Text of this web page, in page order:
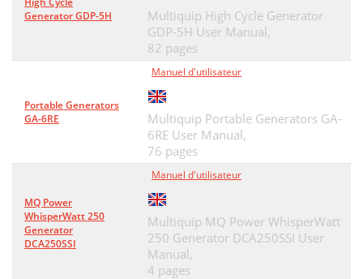
Generator GDP-5H
Multiquip High Cycle Generator
GDP-5H User Manual,
82 pages
Portable Generators
GA-6RE
Manuel d'utilisateur
Multiquip Portable Generators GA-
6RE User Manual,
76 pages
MQ Power
WhisperWatt 250
Generator
DCA250SSI
Manuel d'utilisateur
Multiquip MQ Power WhisperWatt
250 Generator DCA250SSI User
Manual,
4 pages